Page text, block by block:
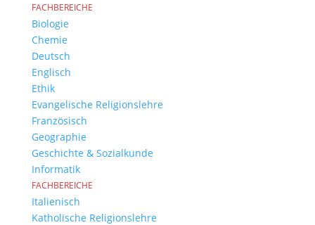
FACHBEREICHE
Biologie
Chemie
Deutsch
Englisch
Ethik
Evangelische Religionslehre
Französisch
Geographie
Geschichte & Sozialkunde
Informatik
FACHBEREICHE
Italienisch
Katholische Religionslehre